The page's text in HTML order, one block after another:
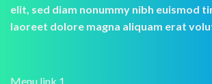
elit, sed diam nonummy nibh euismod
laoreet dolore magna aliquam erat
Menu link 1